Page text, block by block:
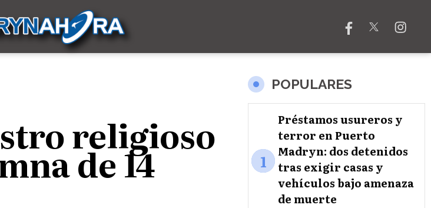
religioso
de 14
POPULARES
1
Préstamos usureros y
terror en Puerto
Madryn: dos detenidos
tras exigir casas y
vehículos bajo amenaza
de muerte